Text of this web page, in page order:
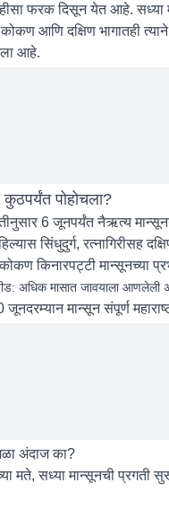
फरक दिसून येत आहे. सध्या
कोकण आणि दक्षिण भागातही
आहे.
पोहोचला?
6 जूनपर्यंत नैऋत्य
सिंधुदुर्ग, रत्नागिरीसह
किनारपट्टी मान्सूनच्या
अधिक मासात जावयाला आणलेली
मान्सून संपूर्ण
अंदाज का?
मते, सध्या मान्सूनची प्रगती